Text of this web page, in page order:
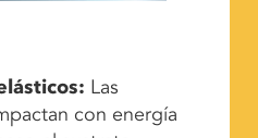
Las
con energía